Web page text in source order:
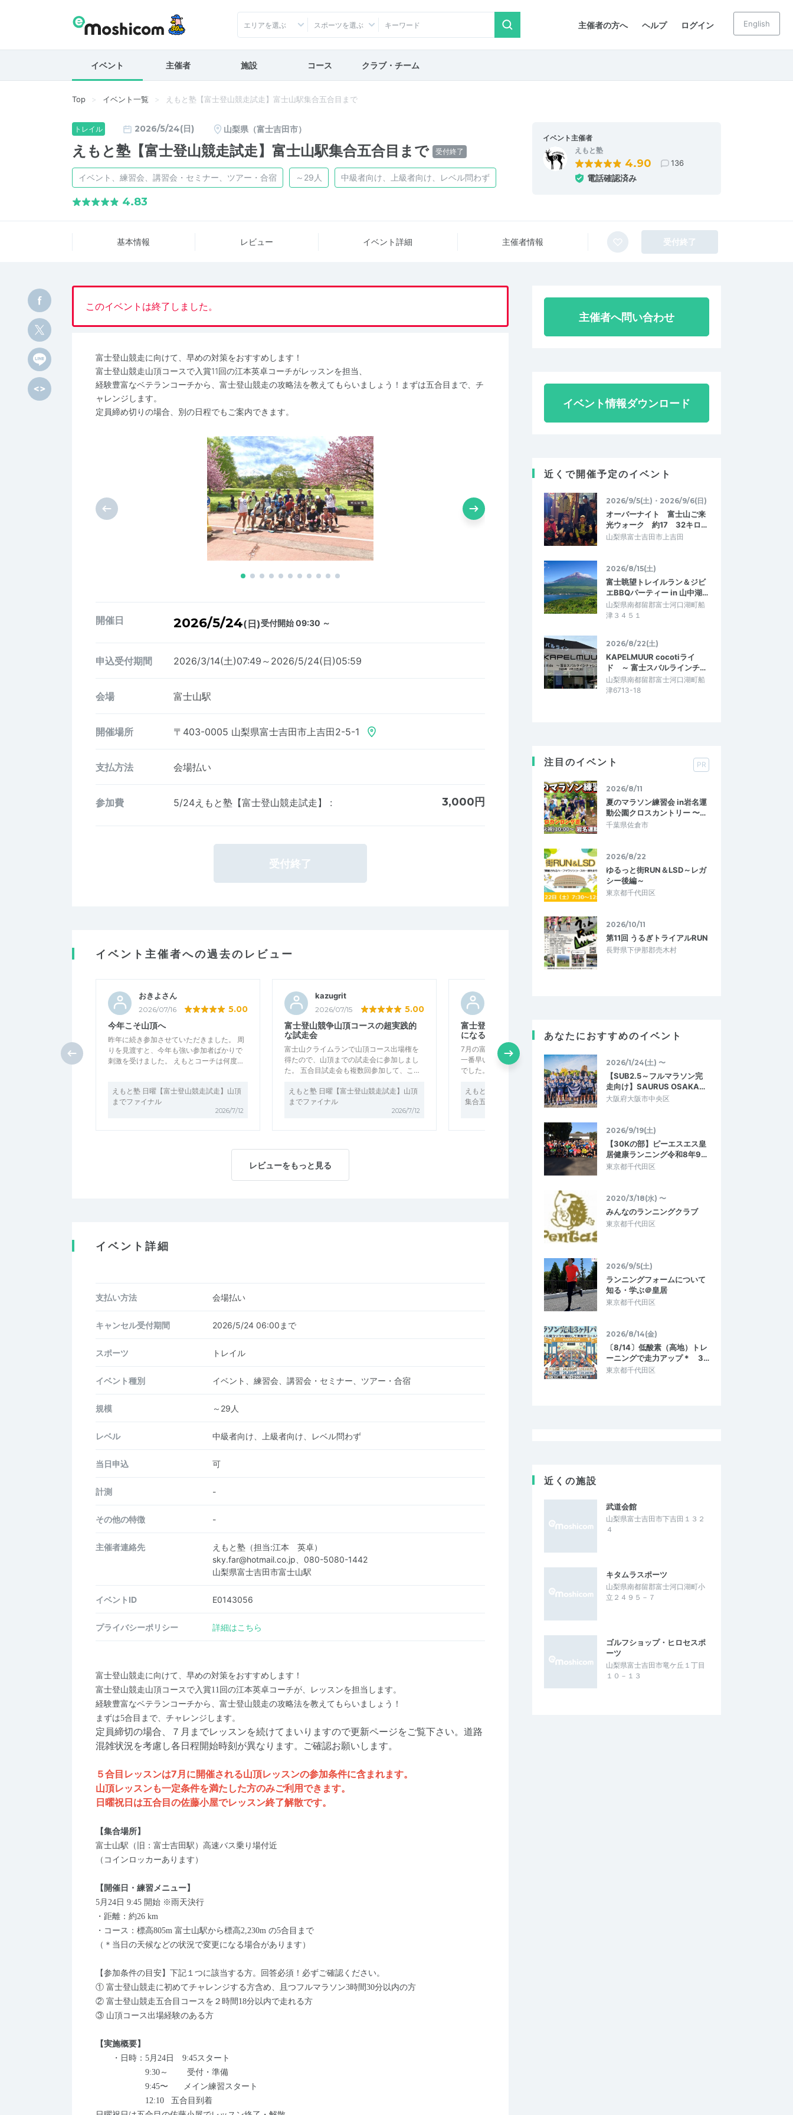
主催者の方へ ヘルプ ログイン
エリアを選ぶ スポーツを選ぶ English
イベント 主催者 施設 コース クラブ・チーム
Top イベント一覧 えもと塾【富士登山競走試走】富士山駅集合五合目まで
トレイル 2026/5/24(日) 山梨県（富士吉田市）
えもと塾【富士登山競走試走】富士山駅集合五合目まで 受付終了
イベント、練習会、講習会・セミナー、ツアー・合宿 ～29人 中級者向け、上級者向け、レベル問わず
4.83
イベント主催者
えもと塾
4.90 136
電話確認済み
基本情報 レビュー イベント詳細 主催者情報 受付終了
このイベントは終了しました。
富士登山競走に向けて、早めの対策をおすすめします！
富士登山競走山頂コースで入賞11回の江本英卓コーチがレッスンを担当、
経験豊富なベテランコーチから、富士登山競走の攻略法を教えてもらいましょう！まずは五合目まで、チ
ャレンジします。
定員締め切りの場合、別の日程でもご案内できます。
開催日 2026/5/24(日)受付開始 09:30 ～
申込受付期間 2026/3/14(土)07:49～2026/5/24(日)05:59
会場 富士山駅
開催場所 〒403-0005 山梨県富士吉田市上吉田2-5-1
支払方法 会場払い
参加費 5/24えもと塾【富士登山競走試走】 : 3,000円
受付終了
イベント主催者への過去のレビュー
おきよさん
2026/07/16 5.00
今年こそ山頂へ
昨年に続き参加させていただきました。 周
りを見渡すと、今年も強い参加者ばかりで
刺激を受けました。 えもとコーチは何度…
えもと塾 日曜【富士登山競走試走】山頂
までファイナル
2026/7/12
kazugrit
2026/07/15 5.00
富士登山競争山頂コースの超実践的
な試走会
富士山クライムランで山頂コース出場権を
得たので、山頂までの試走会に参加しまし
た。 五合目試走会も複数回参加して、こ…
えもと塾 日曜【富士登山競走試走】山頂
までファイナル
2026/7/12
富士登山競走に向けて良い刺激入れ
になる
7月の富士登山競走に向けた練習会の中では
一番早いタイミングでの練習会（試走会）
でした。5月のこの時期から本番を想定し…
えもと塾【富士登山競走試走】富士山駅
集合五合目まで
な練習会
勝手がわからなかったのですがコーチおよ
びサポートの方が丁寧に誘導等していた…
えもと塾 日曜【富士登山競走試走】山頂
までファイナル
レビューをもっと見る
イベント詳細
支払い方法 会場払い
キャンセル受付期間 2026/5/24 06:00まで
スポーツ トレイル
イベント種別 イベント、練習会、講習会・セミナー、ツアー・合宿
規模 ～29人
レベル 中級者向け、上級者向け、レベル問わず
当日申込 可
計測 -
その他の特徴 -
主催者連絡先
えもと塾（担当:江本 英卓）
sky.far@hotmail.co.jp、080-5080-1442
山梨県富士吉田市富士山駅
イベントID E0143056
プライバシーポリシー 詳細はこちら
富士登山競走に向けて、早めの対策をおすすめします！
富士登山競走山頂コースで入賞11回の江本英卓コーチが、レッスンを担当します。
経験豊富なベテランコーチから、富士登山競走の攻略法を教えてもらいましょう！
まずは5合目まで、チャレンジします。
定員締切の場合、７月までレッスンを続けてまいりますので更新ページをご覧下さい。道路
混雑状況を考慮し各日程開始時刻が異なります。ご確認お願いします。
５合目レッスンは7月に開催される山頂レッスンの参加条件に含まれます。
山頂レッスンも一定条件を満たした方のみご利用できます。
日曜祝日は五合目の佐藤小屋でレッスン終了解散です。
【集合場所】
富士山駅（旧：富士吉田駅）高速バス乗り場付近
（コインロッカーあります）
【開催日・練習メニュー】
5月24日 9:45 開始 ※雨天決行
・距離：約26 km
・コース：標高805m 富士山駅から標高2,230m の5合目まで
（＊当日の天候などの状況で変更になる場合があります）
【参加条件の目安】下記１つに該当する方。回答必須！必ずご確認ください。
① 富士登山競走に初めてチャレンジする方含め、且つフルマラソン3時間30分以内の方
② 富士登山競走五合目コースを２時間18分以内で走れる方
③ 山頂コース出場経験のある方
【実施概要】
・日時：5月24日 9:45スタート
9:30～ 受付・準備
9:45〜 メイン練習スタート
12:10 五合目到着
主催者へ問い合わせ
イベント情報ダウンロード
近くで開催予定のイベント
2026/9/5(土)・2026/9/6(日)
オーバーナイト 富士山ご来
光ウォーク 約17 32キロ…
山梨県富士吉田市上吉田
2026/8/15(土)
富士眺望トレイルラン＆ジビ
エBBQパーティー in 山中湖…
山梨県南都留郡富士河口湖町船
津３４５１
2026/8/22(土)
KAPELMUUR cocotiライ
ド ～ 富士スバルラインチ…
山梨県南都留郡富士河口湖町船
津6713-18
注目のイベント PR
2026/8/11
夏のマラソン練習会 in岩名運
動公園クロスカントリー 〜…
千葉県佐倉市
2026/8/22
ゆるっと街RUN＆LSD～レガ
シー後編～
東京都千代田区
2026/10/11
第11回 うるぎトライアルRUN
長野県下伊那郡売木村
あなたにおすすめのイベント
2026/1/24(土) 〜
【SUB2.5～フルマラソン完
走向け】SAURUS OSAKA…
大阪府大阪市中央区
2026/9/19(土)
【30Kの部】ピーエスエス皇
居健康ランニング令和8年9…
東京都千代田区
2020/3/18(水) 〜
みんなのランニングクラブ
東京都千代田区
2026/9/5(土)
ランニングフォームについて
知る・学ぶ＠皇居
東京都千代田区
2026/8/14(金)
〔8/14〕低酸素（高地）トレ
ーニングで走力アップ＊ 3…
東京都千代田区
近くの施設
武道会館
山梨県富士吉田市下吉田１３２
４
キタムラスポーツ
山梨県南都留郡富士河口湖町小
立２４９５－７
ゴルフショップ・ヒロセスポ
ーツ
山梨県富士吉田市竜ケ丘１丁目
１０－１３